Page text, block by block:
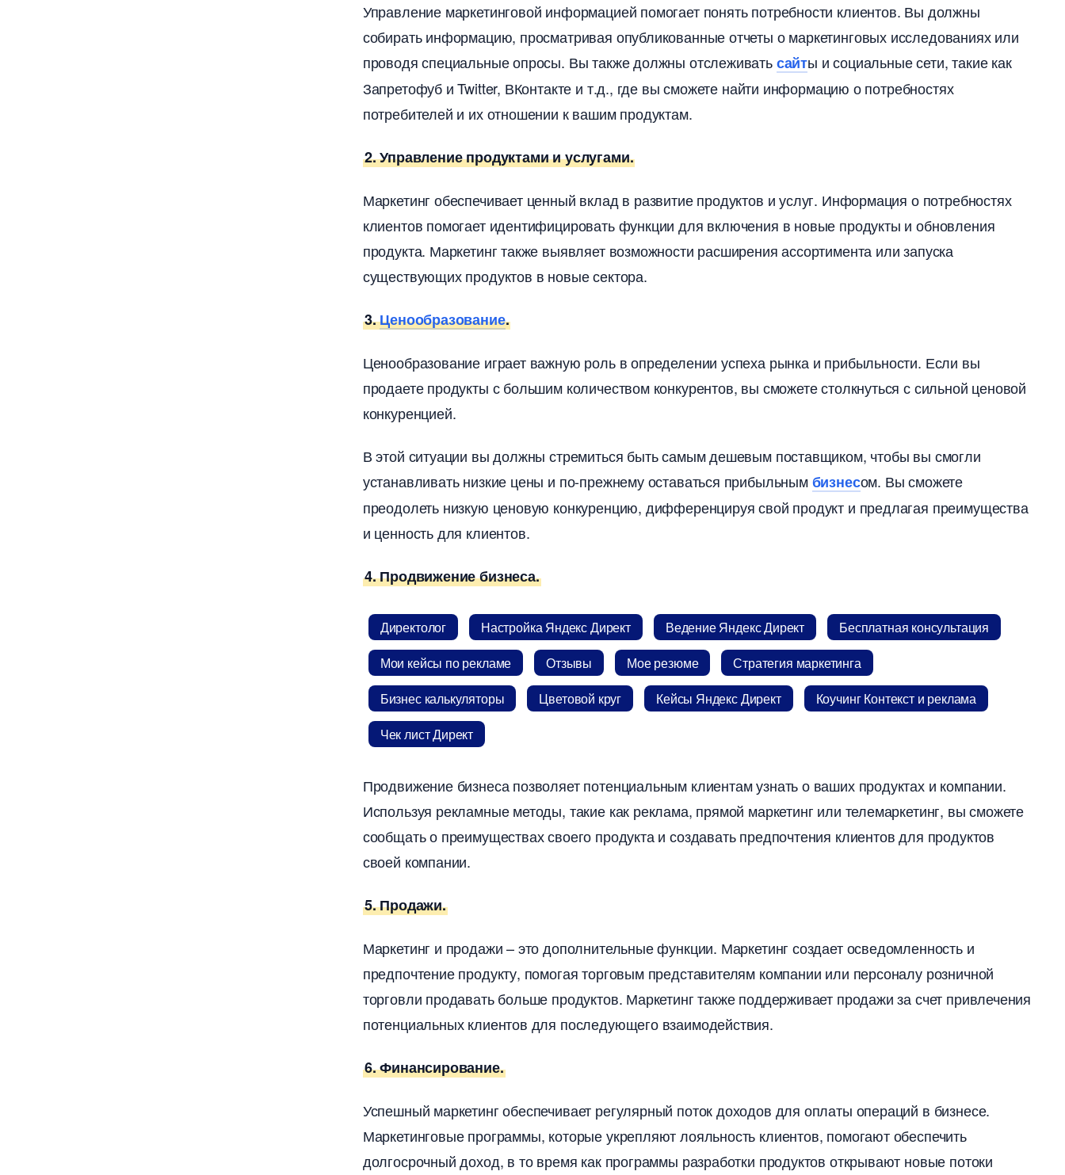
Управление маркетинговой информацией помогает понять потребности клиентов. Вы должны
собирать информацию, просматривая опубликованные отчеты о маркетинговых исследованиях или
проводя специальные опросы. Вы также должны отслеживатьсайты и социальные сети, такие как
Запретофуб и Twitter, ВКонтакте и т.д., где вы сможете найти информацию о потребностях
потребителей и их отношении к вашим продуктам.
2. Управление продуктами и услугами.
Маркетинг обеспечивает ценный вклад в развитие продуктов и услуг. Информация о потребностях
клиентов помогает идентифицировать функции для включения в новые продукты и обновления
продукта. Маркетинг также выявляет возможности расширения ассортимента или запуска
существующих продуктов в новые сектора.
3.Ценообразование.
Ценообразование играет важную роль в определении успеха рынка и прибыльности. Если вы
продаете продукты с большим количеством конкурентов, вы сможете столкнуться с сильной ценовой
конкуренцией.
этой ситуации вы должны стремиться быть самым дешевым поставщиком, чтобы вы смогли
устанавливать низкие цены и по-прежнему оставаться прибыльнымизнесом. Вы сможете
преодолеть низкую ценовую конкуренцию, дифференцируя свой продукт и предлагая преимущества
и ценность для клиентов.
4. Продвижение бизнеса.
Директоло Настройка Яндекс Директ едение Яндекс Директ
Бесплатная консультация
Мои кейсы по рекламе
Отзывы Мое резюме
Стратегия маркетинга
Бизнес калькуляторы
Цветовой кру Кейсы Яндекс Директ
Коучинг Контекст и реклама
Чек лист Директ
Продвижение бизнеса позволяет потенциальным клиентам узнать о ваших продуктах и компании.
Используя рекламные методы, такие как реклама, прямой маркетинг или телемаркетинг, вы сможете
сообщать о преимуществах своего продукта и создавать предпочтения клиентов для продукто
своей компании.
5. Продажи.
Маркетинг и продажи – это дополнительные функции. Маркетинг создает осведомленность и
предпочтение продукту, помогая торговым представителям компании или персоналу розничной
торговли продавать больше продуктов. Маркетинг также поддерживает продажи за счет привлечения
потенциальных клиентов для последующего взаимодействия.
6. Финансирование.
Успешный маркетинг обеспечивает регулярный поток доходов для оплаты операций в бизнесе.
Маркетинговые программы, которые укрепляют лояльность клиентов, помогают обеспечить
долгосрочный доход, в то время как программы разработки продуктов открывают новые потоки